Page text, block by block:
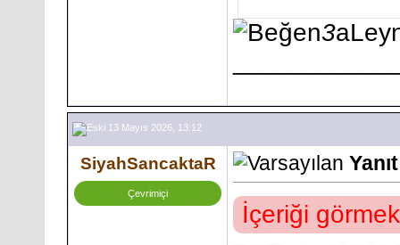
3
13 Mayıs 2026, 13:12
SiyahSancaktaR
Çevrimiçi
İçeriği